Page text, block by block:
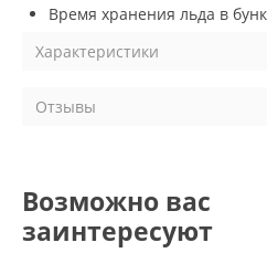
Время хранения льда в
Характеристики
Отзывы
Возможно вас
заинтересуют